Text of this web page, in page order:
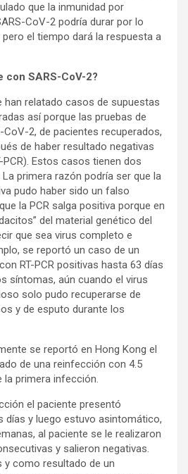
que la inmunidad por
CoV-2 podría durar por lo
el tiempo dará la respuesta a
con SARS-CoV-2?
han relatado casos de supuestas
así porque las pruebas de
2, de pacientes recuperados,
de haber resultado negativas
Estos casos tienen dos
primera razón podría ser que la
pudo haber sido un falso
la PCR salga positiva porque en
del material genético del
que sea virus completo e
se reportó un caso de un
RT-PCR positivas hasta 63 días
síntomas, aún cuando el virus
solo pudo recuperarse de
y de esputo durante los
se reportó en Hong Kong el
de una reinfección con 4.5
la primera infección.
el paciente presentó
días y luego estuvo asintomático,
al paciente se le realizaron
y salieron negativas.
y como resultado de un